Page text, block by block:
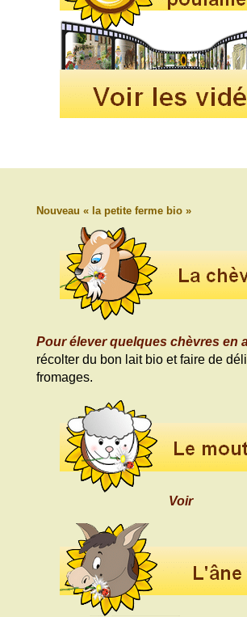
Nouveau « la petite ferme bio »
Pour élever quelques chèvres en
récolter du bon lait bio et faire de
fromages.
Voir